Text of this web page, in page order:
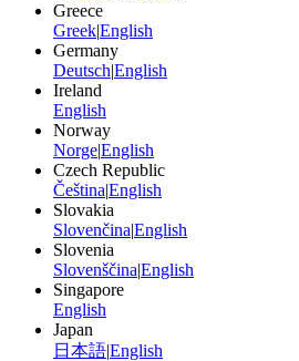
Greece
Greek|English
Germany
Deutsch|English
Ireland
English
Norway
Norge|English
Czech Republic
Čeština|English
Slovakia
Slovenčina|English
Slovenia
Slovenščina|English
Singapore
English
Japan
日本語|English